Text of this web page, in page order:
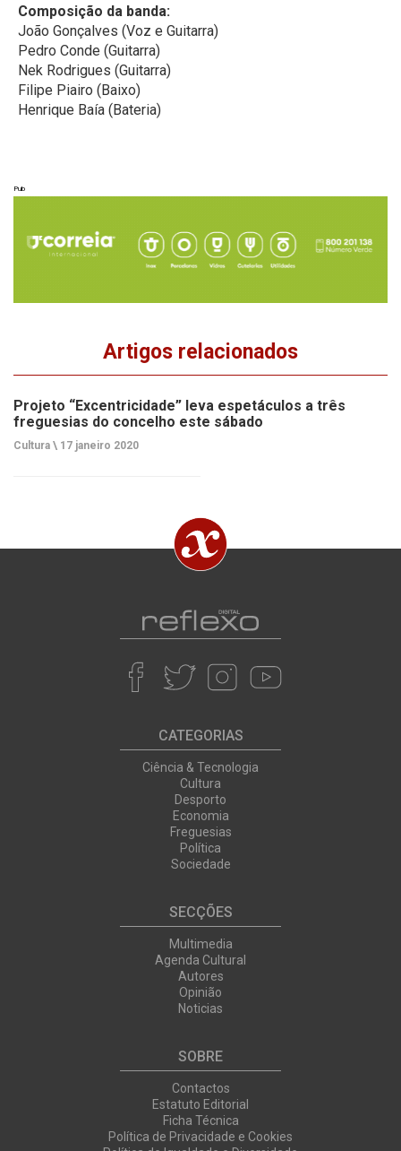
Composição da banda:
João Gonçalves (Voz e Guitarra)
Pedro Conde (Guitarra)
Nek Rodrigues (Guitarra)
Filipe Piairo (Baixo)
Henrique Baía (Bateria)
Pub
Artigos relacionados
Projeto “Excentricidade” leva espetáculos a três
freguesias do concelho este sábado
Cultura \ 17 janeiro 2020
CATEGORIAS
Ciência & Tecnologia
Cultura
Desporto
Economia
Freguesias
Política
Sociedade
SECÇÕES
Multimedia
Agenda Cultural
Autores
Opinião
Noticias
SOBRE
Contactos
Estatuto Editorial
Ficha Técnica
Política de Privacidade e Cookies